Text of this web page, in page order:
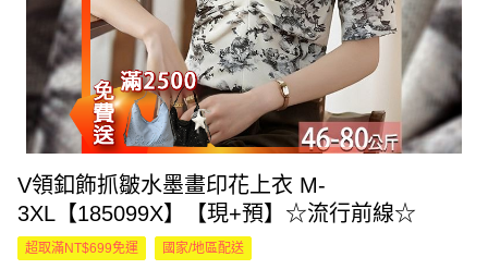
V領釦飾抓皺水墨畫印花上衣 M-
3XL【185099X】【現+預】☆流行前線☆
超取滿NT$699免運 國家/地區配送